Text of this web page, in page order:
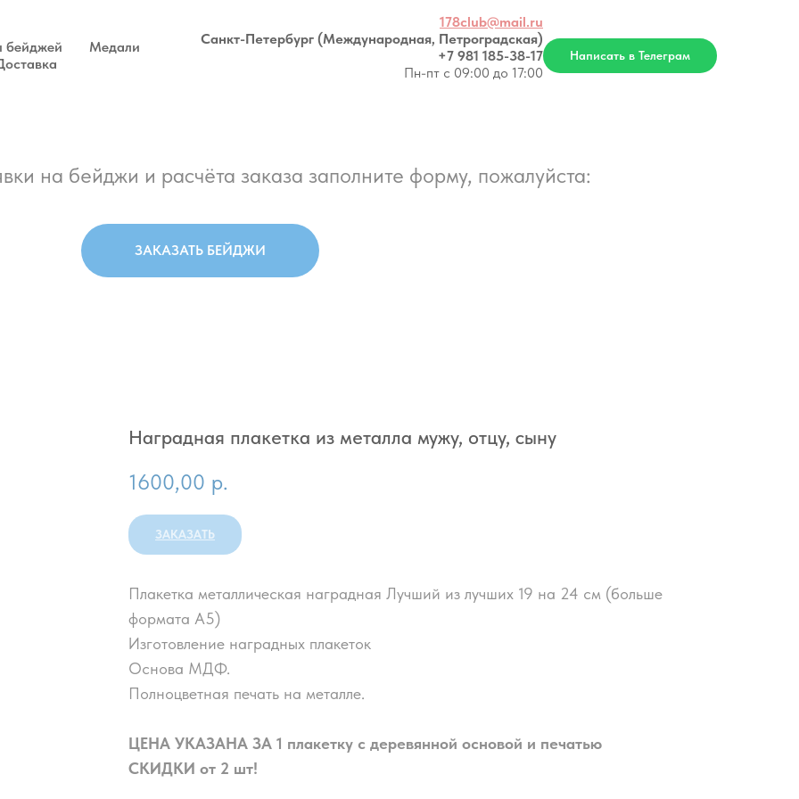
Медали
178club@mail.ru
Санкт-Петербург (Международная, Петроградская)
+7 981 185-38-17
Пн-пт с 09:00 до 17:00
Написать в Телеграм
на бейджи и расчёта заказа заполните форму, пожалуйста:
ЗАКАЗАТЬ БЕЙДЖИ
Наградная плакетка из металла мужу, отцу, сыну
1600,00 р.
ЗАКАЗАТЬ
Плакетка металлическая наградная Лучший из лучших 19 на 24 см (больше
формата А5)
Изготовление наградных плакеток
Основа МДФ.
Полноцветная печать на металле.
ЦЕНА УКАЗАНА ЗА 1 плакетку с деревянной основой и печатью
СКИДКИ от 2 шт!